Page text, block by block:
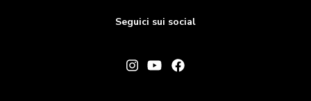
Seguici sui social